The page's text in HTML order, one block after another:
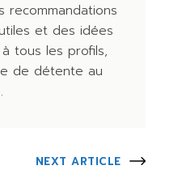
recommandations
et des idées
tous les profils,
de détente au
NEXT ARTICLE